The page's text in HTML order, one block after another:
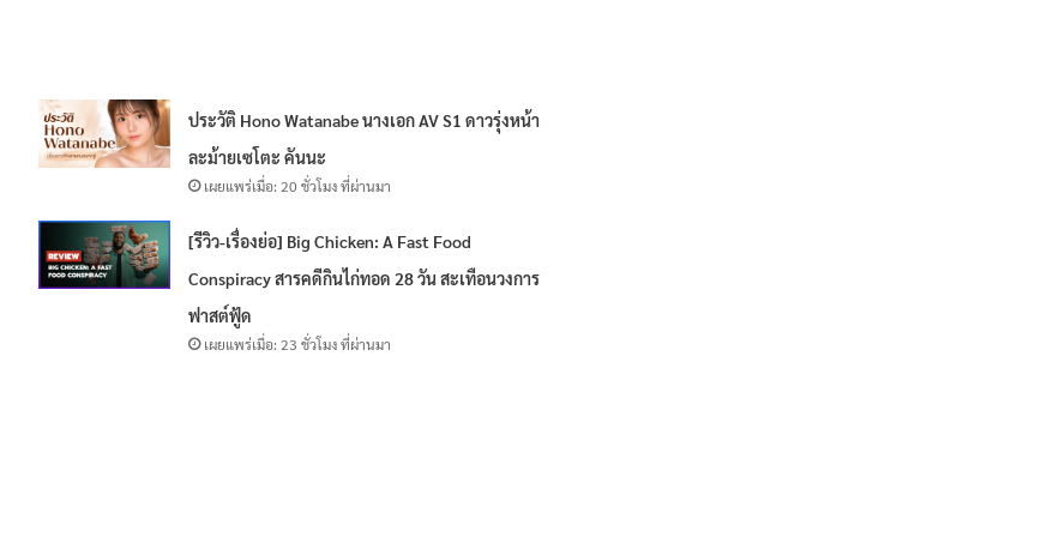
ประวัติ Hono Watanabe นางเอก AV S1 ดาวรุ่งหน้า
ละม้ายเซโตะ คันนะ
เผยแพร่เมื่อ: 20 ชั่วโมง ที่ผ่านมา
[รีวิว-เรื่องย่อ] Big Chicken: A Fast Food
Conspiracy สารคดีกินไก่ทอด 28 วัน สะเทือนวงการ
ฟาสต์ฟู้ด
เผยแพร่เมื่อ: 23 ชั่วโมง ที่ผ่านมา